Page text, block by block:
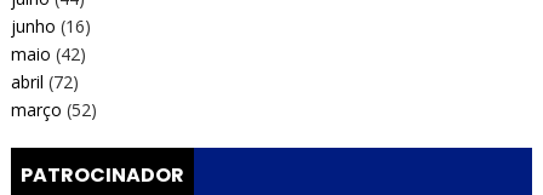
junho (16)
maio (42)
abril (72)
março (52)
PATROCINADOR